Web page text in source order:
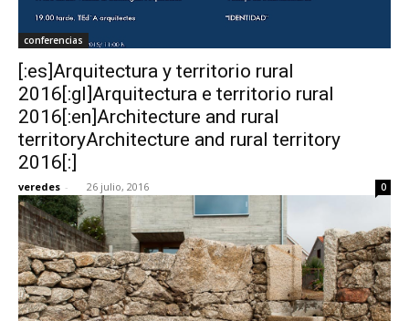
conferencias
[:es]Arquitectura y territorio rural
2016[:gl]Arquitectura e territorio rural
2016[:en]Architecture and rural
territoryArchitecture and rural territory
2016[:]
veredes - 26 julio, 2016 0